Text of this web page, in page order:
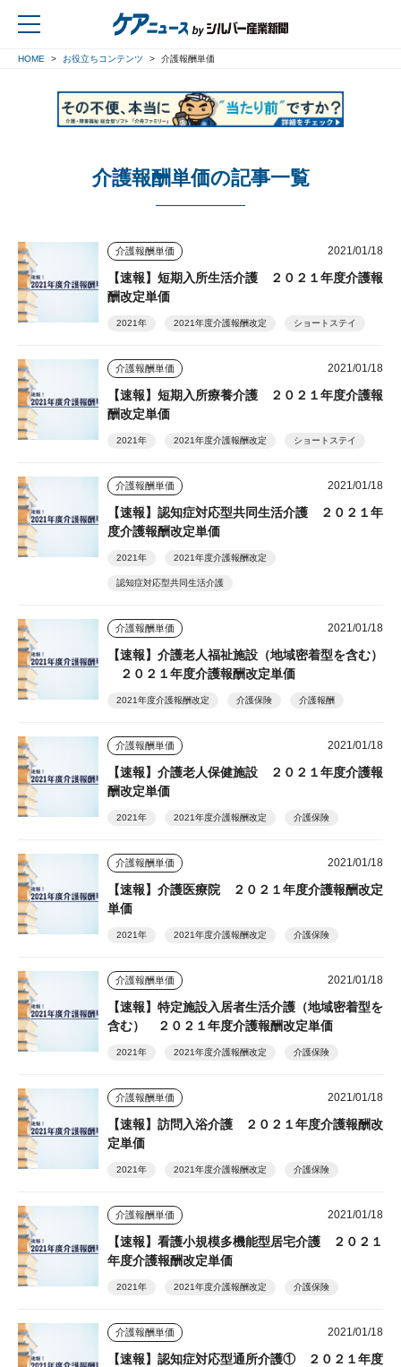
HOME お役立ちコンテンツ 介護報酬単価
介護報酬単価の記事一覧
介護報酬単価 2021/01/18
【速報】短期入所生活介護 ２０２１年度介護報
酬改定単価
2021年 2021年度介護報酬改定 ショートステイ
介護報酬単価 2021/01/18
【速報】短期入所療養介護 ２０２１年度介護報
酬改定単価
2021年 2021年度介護報酬改定 ショートステイ
介護報酬単価 2021/01/18
【速報】認知症対応型共同生活介護 ２０２１年
度介護報酬改定単価
2021年 2021年度介護報酬改定
認知症対応型共同生活介護
介護報酬単価 2021/01/18
【速報】介護老人福祉施設（地域密着型を含む）
２０２１年度介護報酬改定単価
2021年度介護報酬改定 介護保険 介護報酬
介護報酬単価 2021/01/18
【速報】介護老人保健施設 ２０２１年度介護報
酬改定単価
2021年 2021年度介護報酬改定 介護保険
介護報酬単価 2021/01/18
【速報】介護医療院 ２０２１年度介護報酬改定
単価
2021年 2021年度介護報酬改定 介護保険
介護報酬単価 2021/01/18
【速報】特定施設入居者生活介護（地域密着型を
含む） ２０２１年度介護報酬改定単価
2021年 2021年度介護報酬改定 介護保険
介護報酬単価 2021/01/18
【速報】訪問入浴介護 ２０２１年度介護報酬改
定単価
2021年 2021年度介護報酬改定 介護保険
介護報酬単価 2021/01/18
【速報】看護小規模多機能型居宅介護 ２０２１
年度介護報酬改定単価
2021年 2021年度介護報酬改定 介護保険
介護報酬単価 2021/01/18
【速報】認知症対応型通所介護① ２０２１年度